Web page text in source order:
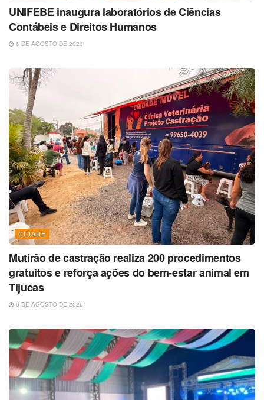
UNIFEBE inaugura laboratórios de Ciências
Contábeis e Direitos Humanos
6 DE AGOSTO DE 2026
CIDADE
Mutirão de castração realiza 200 procedimentos
gratuitos e reforça ações do bem-estar animal em
Tijucas
6 DE AGOSTO DE 2026